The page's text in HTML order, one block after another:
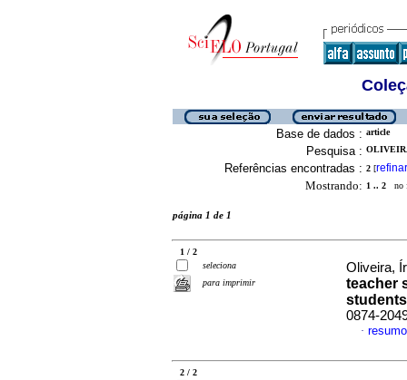
Base de dados : article
Pesquisa :
Referências encontradas : 2 [refinar
Mostrando: 1 .. 2 no
página 1 de 1
1 / 2
seleciona
para imprimir
Oliveira,
teacher
students
0874-
·
2 / 2